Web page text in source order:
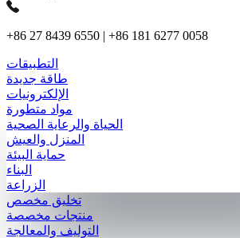
+86 27 8439 6550 | +86 181 6277 0058
التطبيقات
طاقة جديدة
الإلكترونيات
مواد متطورة
الحياة والرعاية الصحية
المنزل والعيش
حماية البيئة
البناء
الزراعة
تخليق مخصص
منتجات مخصصة
التوليف والمعالجة